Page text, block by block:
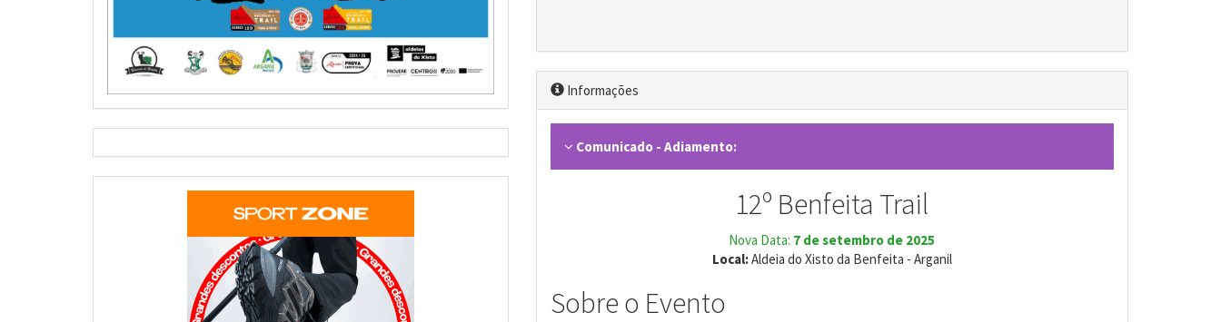
Informações
Comunicado - Adiamento:
12º Benfeita Trail
Nova Data: 7 de setembro de 2025
Local:Aldeia do Xisto da Benfeita - Arganil
Sobre o Evento